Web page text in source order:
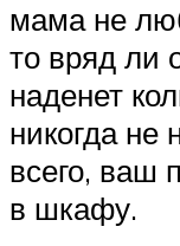
мама не
то вряд ли
наденет
никогда не
всего, ваш
в шкафу.